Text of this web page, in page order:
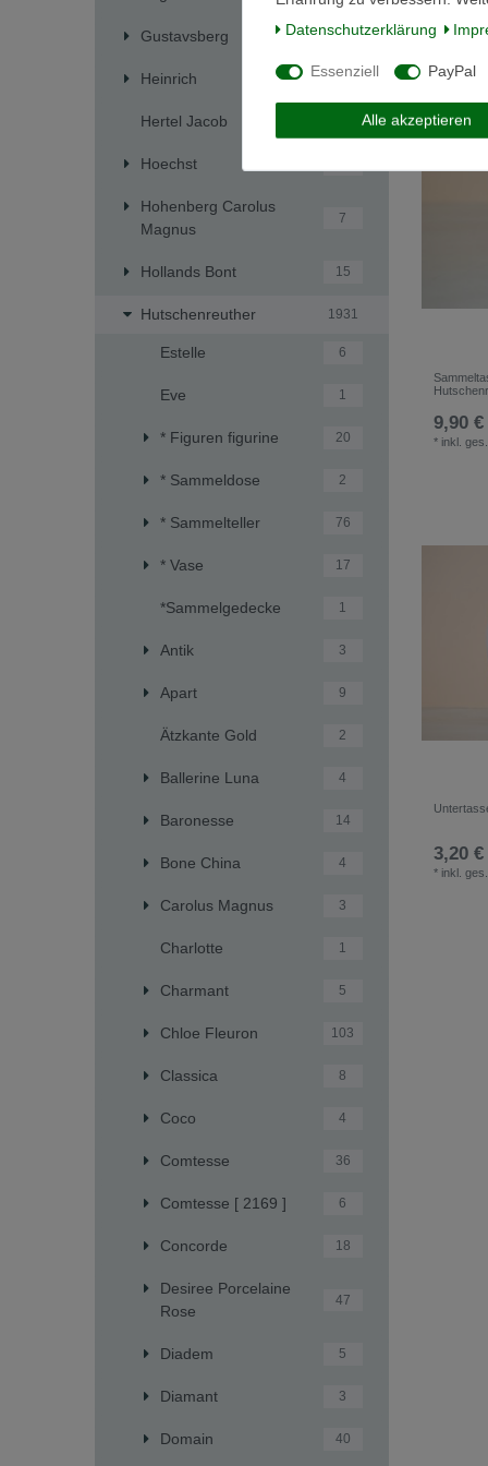
Gustavsberg 4
Heinrich 241
Hertel Jacob
Hoechst
Hohenberg Carolus
Magnus
7
Hollands Bont 15
Hutschenreuther 1931
Estelle 6
Eve 1
* Figuren figurine 20
* Sammeldose 2
* Sammelteller 76
* Vase 17
*Sammelgedecke 1
Antik 3
Apart 9
Ätzkante Gold 2
Ballerine Luna 4
Baronesse 14
Bone China 4
Carolus Magnus 3
Charlotte 1
Charmant 5
Chloe Fleuron 103
Classica 8
Coco 4
Comtesse 36
Comtesse [ 2169 ] 6
Concorde 18
Desiree Porcelaine
Rose
47
Diadem 5
Diamant 3
Domain 40
9,90 €
* inkl.
3,20 €
* inkl.
Daten­schutz­erklärung
Essenziell PayPal
Alle akzeptieren